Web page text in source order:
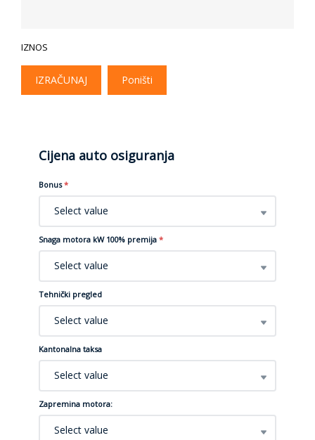
IZNOS
IZRAČUNAJ Poništi
Cijena auto osiguranja
Bonus *
Select value
Snaga motora kW 100% premija *
Select value
Tehnički pregled
Select value
Kantonalna taksa
Select value
Zapremina motora:
Select value